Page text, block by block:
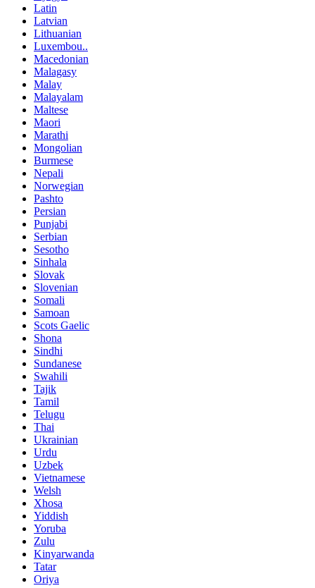
Latin
Latvian
Lithuanian
Luxembou..
Macedonian
Malagasy
Malay
Malayalam
Maltese
Maori
Marathi
Mongolian
Burmese
Nepali
Norwegian
Pashto
Persian
Punjabi
Serbian
Sesotho
Sinhala
Slovak
Slovenian
Somali
Samoan
Scots Gaelic
Shona
Sindhi
Sundanese
Swahili
Tajik
Tamil
Telugu
Thai
Ukrainian
Urdu
Uzbek
Vietnamese
Welsh
Xhosa
Yiddish
Yoruba
Zulu
Kinyarwanda
Tatar
Oriya